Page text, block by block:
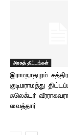
அரசுத் திட்டங்கள்
இராமநாதபுரம்
குடிமராமத்து
கலெக்டர்
வைத்தார்